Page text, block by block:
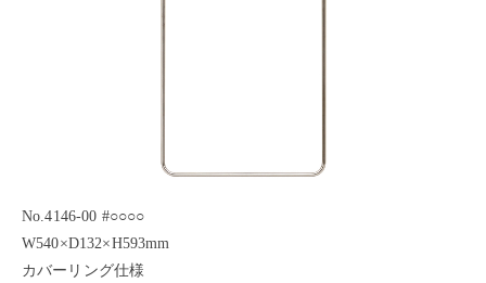
No.4146-00 #○○○○
W540×D132×H593mm
カバーリング仕様